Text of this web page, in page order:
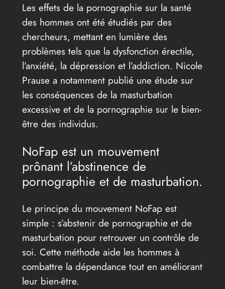
Les effets de la pornographie sur la santé
des hommes ont été étudiés par des
chercheurs, mettant en lumière des
problèmes tels que la dysfonction érectile,
l’anxiété, la dépression et l’addiction. Nicole
Prause a notamment publié une étude sur
les conséquences de la masturbation
excessive et de la pornographie sur le bien-
être des individus.
NoFap est un mouvement
prônant l’abstinence de
pornographie et de masturbation.
Le principe du mouvement NoFap est
simple : s’abstenir de pornographie et de
masturbation pour retrouver un contrôle de
soi. Cette méthode aide les hommes à
combattre la dépendance tout en améliorant
leur bien-être.